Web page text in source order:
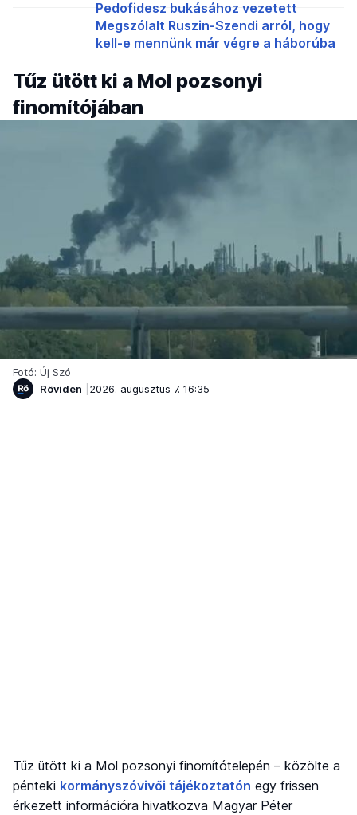
Pedofidesz bukásához vezetett
Megszólalt Ruszin-Szendi arról, hogy
kell-e mennünk már végre a háborúba
Tűz ütött ki a Mol pozsonyi
finomítójában
Fotó: Új Szó
Röviden
2026. augusztus 7. 16:35
Tűz ütött ki a Mol pozsonyi finomítótelepén – közölte a
pénteki kormányszóvivői tájékoztatón egy frissen
érkezett információra hivatkozva Magyar Péter